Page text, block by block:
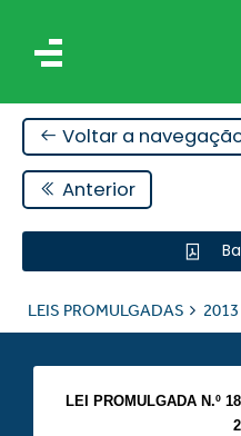
Voltar a
Anterior
LEIS PROMULGADAS 2013
LEI PROMULGADA N.º